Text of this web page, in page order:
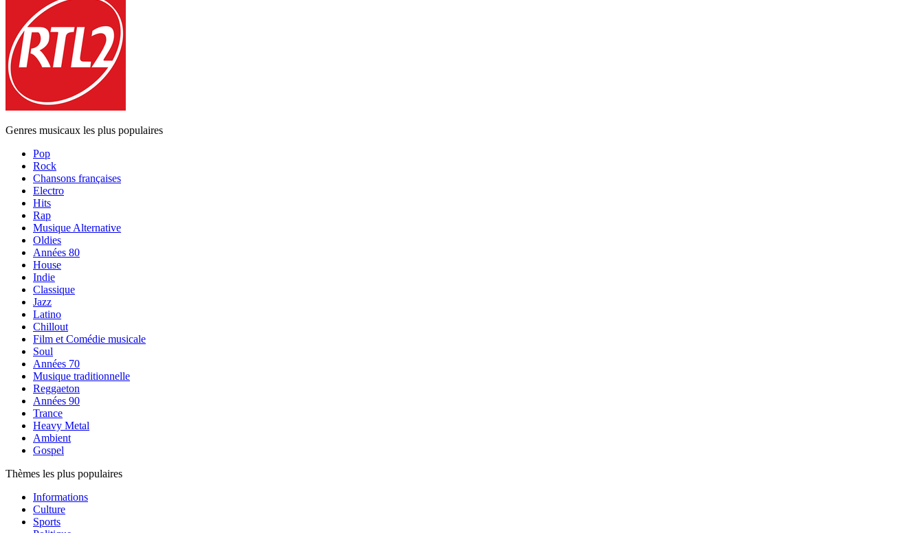
Genres musicaux les plus populaires
Pop
Rock
Chansons françaises
Electro
Hits
Rap
Musique Alternative
Oldies
Années 80
House
Indie
Classique
Jazz
Latino
Chillout
Film et Comédie musicale
Soul
Années 70
Musique traditionnelle
Reggaeton
Années 90
Trance
Heavy Metal
Ambient
Gospel
Thèmes les plus populaires
Informations
Culture
Sports